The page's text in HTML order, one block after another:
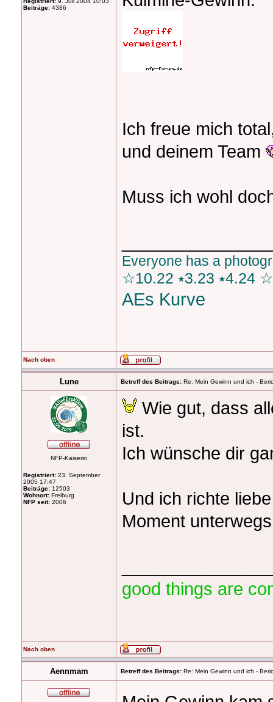
Beiträge: 4386
Ich freue mich
und deinem Team
Muss ich wohl
Everyone has a
☆10.22 ⭑3.23 ⭑4.24
AEs Kurve
Nach oben
Lune Betreff des Beitrags: Re: Mein Gewinn und ich -
NFP-Kaiserin
Registriert: 23. September
2005 17:47
Beiträge: 12503
Wohnort: Freiburg
NFP seit: 2006
Wie gut, dass
ist.
Ich wünsche dir
Und ich richte
Moment
good things are
Nach oben
Aennmam Betreff des Beitrags: Re: Mein Gewinn und ich -